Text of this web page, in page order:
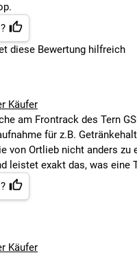
diese Bewertung hilfreich
Käufer
am Frontrack des Tern
für z.B.
von Ortlieb nicht anders zu
leistet exakt das, was eine
Käufer